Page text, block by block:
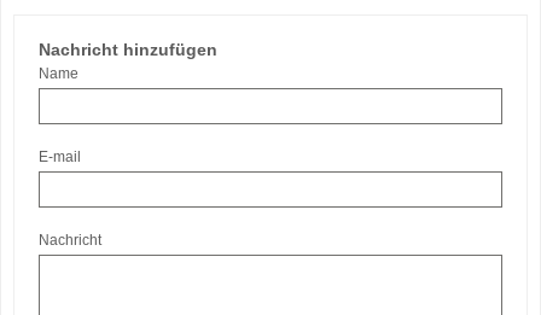
Nachricht hinzufügen
Name
E-mail
Nachricht